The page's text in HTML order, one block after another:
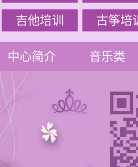
吉他培训 古筝培
中心简介 音乐类